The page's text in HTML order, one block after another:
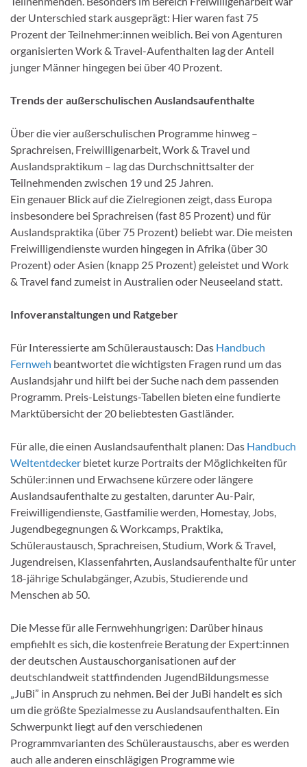
der Unterschied stark ausgeprägt: Hier waren fast 75
Prozent der Teilnehmer:innen weiblich. Bei von Agenturen
organisierten Work & Travel-Aufenthalten lag der Anteil
junger Männer hingegen bei über 40 Prozent.
Trends der außerschulischen Auslandsaufenthalte
Über die vier außerschulischen Programme hinweg –
Sprachreisen, Freiwilligenarbeit, Work & Travel und
Auslandspraktikum – lag das Durchschnittsalter der
Teilnehmenden zwischen 19 und 25 Jahren.
Ein genauer Blick auf die Zielregionen zeigt, dass Europa
insbesondere bei Sprachreisen (fast 85 Prozent) und für
Auslandspraktika (über 75 Prozent) beliebt war. Die meisten
Freiwilligendienste wurden hingegen in Afrika (über 30
Prozent) oder Asien (knapp 25 Prozent) geleistet und Work
& Travel fand zumeist in Australien oder Neuseeland statt.
Infoveranstaltungen und Ratgeber
Für Interessierte am Schüleraustausch: Das Handbuch
Fernweh beantwortet die wichtigsten Fragen rund um das
Auslandsjahr und hilft bei der Suche nach dem passenden
Programm. Preis-Leistungs-Tabellen bieten eine fundierte
Marktübersicht der 20 beliebtesten Gastländer.
Für alle, die einen Auslandsaufenthalt planen: Das Handbuch
Weltentdecker bietet kurze Portraits der Möglichkeiten für
Schüler:innen und Erwachsene kürzere oder längere
Auslandsaufenthalte zu gestalten, darunter Au-Pair,
Freiwilligendienste, Gastfamilie werden, Homestay, Jobs,
Jugendbegegnungen & Workcamps, Praktika,
Schüleraustausch, Sprachreisen, Studium, Work & Travel,
Jugendreisen, Klassenfahrten, Auslandsaufenthalte für unter
18-jährige Schulabgänger, Azubis, Studierende und
Menschen ab 50.
Die Messe für alle Fernwehhungrigen: Darüber hinaus
empfiehlt es sich, die kostenfreie Beratung der Expert:innen
der deutschen Austauschorganisationen auf der
deutschlandweit stattfindenden JugendBildungsmesse
„JuBi” in Anspruch zu nehmen. Bei der JuBi handelt es sich
um die größte Spezialmesse zu Auslandsaufenthalten. Ein
Schwerpunkt liegt auf den verschiedenen
Programmvarianten des Schüleraustauschs, aber es werden
auch alle anderen einschlägigen Programme wie